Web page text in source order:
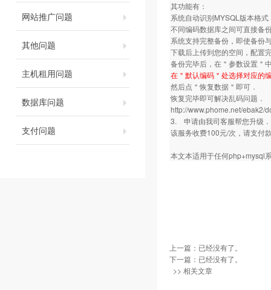
网站推广问题
其他问题
主机租用问题
数据库问题
支付问题
其功能有：
系统自动识别MYSQL版本格
不同编码数据库之间可直接备
系统支持完整备份，即使备份
下载后上传到您的空间，配置
备份完毕后，在＂参数设置＂
在＂默认编码＂处选择对应的
然后点＂恢复数据＂即可．
恢复完毕即可解决乱码问题．
http://www.phome.net/ebak2/
3. 申请由我司客服帮您升级．
该服务收费100元/次，请支付
本文本适用于任何php+mysql
上一篇：已经没有了。
下一篇：已经没有了。
>> 相关文章